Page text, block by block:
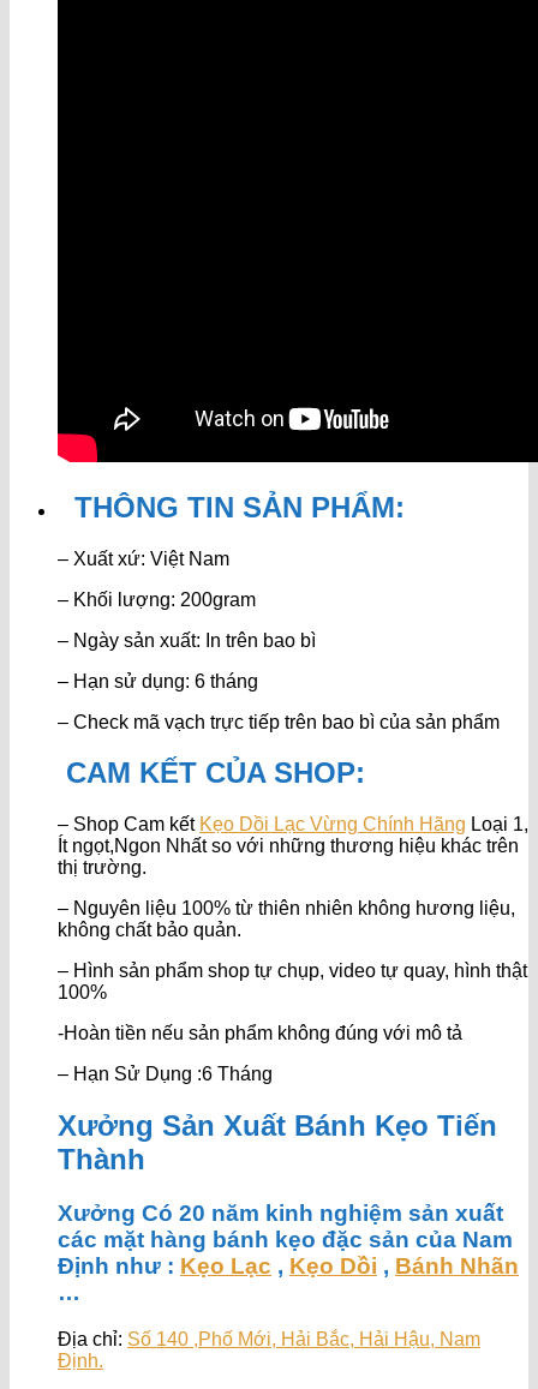
THÔNG TIN SẢN PHẨM:
– Xuất xứ: Việt Nam
– Khối lượng: 200gram
– Ngày sản xuất: In trên bao bì
– Hạn sử dụng: 6 tháng
– Check mã vạch trực tiếp trên bao bì của sản phẩm
CAM KẾT CỦA SHOP:
– Shop Cam kết Kẹo Dồi Lạc Vừng Chính Hãng Loại 1,
Ít ngọt,Ngon Nhất so với những thương hiệu khác trên
thị trường.
– Nguyên liệu 100% từ thiên nhiên không hương liệu,
không chất bảo quản.
– Hình sản phẩm shop tự chụp, video tự quay, hình thật
100%
-Hoàn tiền nếu sản phẩm không đúng với mô tả
– Hạn Sử Dụng :6 Tháng
Xưởng Sản Xuất Bánh Kẹo Tiến
Thành
Xưởng Có 20 năm kinh nghiệm sản xuất
các mặt hàng bánh kẹo đặc sản của Nam
Định như : Kẹo Lạc , Kẹo Dồi , Bánh Nhãn
…
Địa chỉ: Số 140 ,Phố Mới, Hải Bắc, Hải Hậu, Nam
Định.